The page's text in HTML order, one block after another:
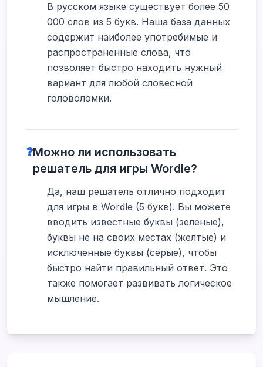
В русском языке существует более 50
000 слов из 5 букв. Наша база данных
содержит наиболее употребимые и
распространенные слова, что
позволяет быстро находить нужный
вариант для любой словесной
головоломки.
❓Можно ли использовать
решатель для игры Wordle?
Да, наш решатель отлично подходит
для игры в Wordle (5 букв). Вы можете
вводить известные буквы (зеленые),
буквы не на своих местах (желтые) и
исключенные буквы (серые), чтобы
быстро найти правильный ответ. Это
также помогает развивать логическое
мышление.